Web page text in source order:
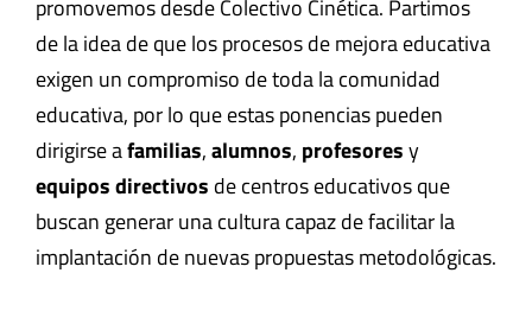
promovemos desde Colectivo Cinética. Partimos
de la idea de que los procesos de mejora educativa
exigen un compromiso de toda la comunidad
educativa, por lo que estas ponencias pueden
dirigirse afamilias,alumnos, profesoresy
equipos directivos de centros educativos que
buscan generar una cultura capaz de facilitar la
implantación de nuevas propuestas metodológicas.